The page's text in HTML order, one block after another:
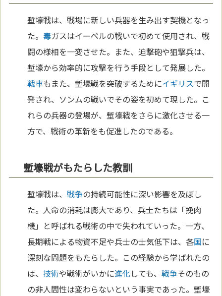
塹壕戦は、戦場に新しい兵器を生み出す契機となっ
た。毒ガスはイーペルの戦いで初めて使用され、戦
闘の様相を一変させた。また、迫撃砲や狙撃兵は、
塹壕から効率的に攻撃を行う手段として発展した。
戦車もまた、塹壕戦を突破するためにイギリスで開
発され、ソンムの戦いでその姿を初めて現した。こ
れらの兵器の登場が、塹壕戦をさらに激化させる一
方で、戦術の革新をも促進したのである。
塹壕戦がもたらした教訓
塹壕戦は、戦争の持続可能性に深い影響を及ぼし
た。人命の消耗は膨大であり、兵士たちは「挽肉
機」と呼ばれる戦術の中で失われていった。一方、
長期戦による物資不足や兵士の士気低下は、各国に
深刻な問題をもたらした。この経験から学ばれたの
は、技術や戦術がいかに進化しても、戦争そのもの
の非人間性は変わらないという事実であった。塹壕